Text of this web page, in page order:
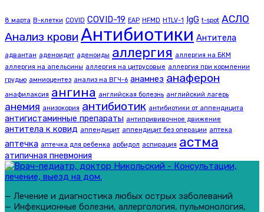
8 марта B-клетки COVID COVID-19 EAP HFMD HTLV-1 IgG t-spot АСЛО
Анализ крови Антибиотики Антитела
адвантан аденоидит аденоиды аллергия аллергия на БКМ
аллергия на апельсины аллергия на цитрусовые аллергия при кормлении
грудью амниоцентез анализ на ВГЧ-6 анамнез анаферон
анафилаксия ангина английская болезнь английский лагерь
анемия анизокория антибиотик антибиотики от аппендицита
антигистаминные препараты антипрививочное движение
антитела к ковид аппендицит аппендицит без операции аптека
аптечка аптечка для ребенка арбидол аспирация астма
атипичная пневмония
— Лечение и диагностика любых острых заболеваний
— Инфекционные болезни, аллергология, пульмонология,